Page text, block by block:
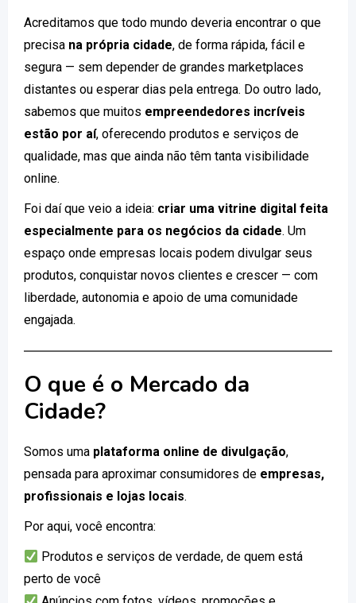
Acreditamos que todo mundo deveria encontrar o que
precisa na própria cidade, de forma rápida, fácil e
segura — sem depender de grandes marketplaces
distantes ou esperar dias pela entrega. Do outro lado,
sabemos que muitos empreendedores incríveis
estão por aí, oferecendo produtos e serviços de
qualidade, mas que ainda não têm tanta visibilidade
online.
Foi daí que veio a ideia: criar uma vitrine digital feita
especialmente para os negócios da cidade. Um
espaço onde empresas locais podem divulgar seus
produtos, conquistar novos clientes e crescer — com
liberdade, autonomia e apoio de uma comunidade
engajada.
O que é o Mercado da
Cidade?
Somos uma plataforma online de divulgação,
pensada para aproximar consumidores de empresas,
profissionais e lojas locais.
Por aqui, você encontra:
Produtos e serviços de verdade, de quem está
perto de você